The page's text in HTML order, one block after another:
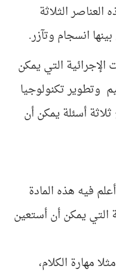
العناصر الثلاثة
انسجام وتآزر.
التي يمكن
وتطوير تكنولوجيا
ثلاثة أسئلة يمكن أن
التي يمكن أن أستعين
مهارة الكلام،